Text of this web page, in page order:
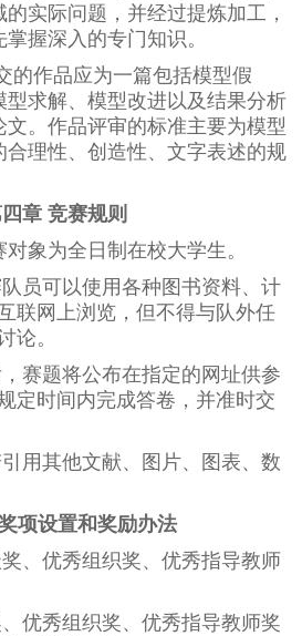
实际问题，并经过提炼加工，
握深入的专门知识。
的作品应为一篇包括模型假
型求解、模型改进以及结果分析
。作品评审的标准主要为模型
合理性、创造性、文字表述的规
章 竞赛规则
象为全日制在校大学生。
员可以使用各种图书资料、计
联网上浏览，但不得与队外任
论。
赛题将公布在指定的网址供参
定时间内完成答卷，并准时交
用其他文献、图片、图表、数
项设置和奖励办法
、优秀组织奖、优秀指导教师
优秀组织奖、优秀指导教师奖